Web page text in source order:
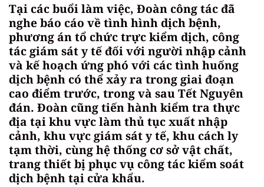
Tại các buổi làm việc, Đoàn công tác đã
nghe báo cáo về tình hình dịch bệnh,
phương án tổ chức trực kiểm dịch, công
tác giám sát y tế đối với người nhập cảnh
và kế hoạch ứng phó với các tình huống
dịch bệnh có thể xảy ra trong giai đoạn
cao điểm trước, trong và sau Tết Nguyên
đán. Đoàn cũng tiến hành kiểm tra thực
địa tại khu vực làm thủ tục xuất nhập
cảnh, khu vực giám sát y tế, khu cách ly
tạm thời, cùng hệ thống cơ sở vật chất,
trang thiết bị phục vụ công tác kiểm soát
dịch bệnh tại cửa khẩu.